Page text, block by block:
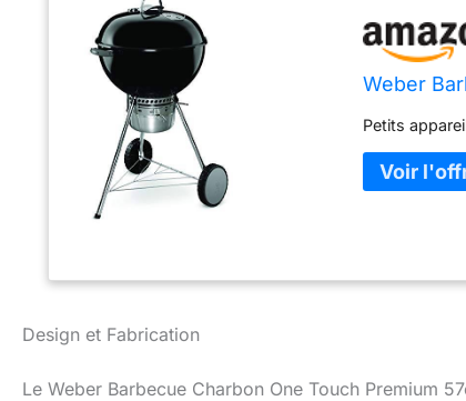
Weber
Petits
Design et Fabrication
Le Weber Barbecue Charbon One Touch Premium